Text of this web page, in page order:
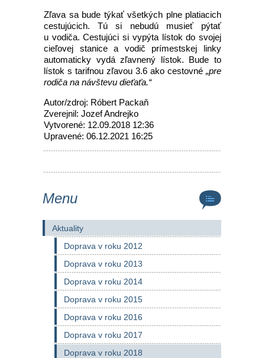
Zľava sa bude týkať všetkých plne platiacich
cestujúcich. Tú si nebudú musieť pýtať
u vodiča. Cestujúci si vypýta lístok do svojej
cieľovej stanice a vodič prímestskej linky
automaticky vydá zľavnený lístok. Bude to
lístok s tarifnou zľavou 3.6 ako cestovné „pre
rodiča na návštevu dieťaťa.“
Autor/zdroj: Róbert Packaň
Zverejnil: Jozef Andrejko
Vytvorené: 12.09.2018 12:36
Upravené: 06.12.2021 16:25
Menu
Aktuality
Doprava v roku 2012
Doprava v roku 2013
Doprava v roku 2014
Doprava v roku 2015
Doprava v roku 2016
Doprava v roku 2017
Doprava v roku 2018